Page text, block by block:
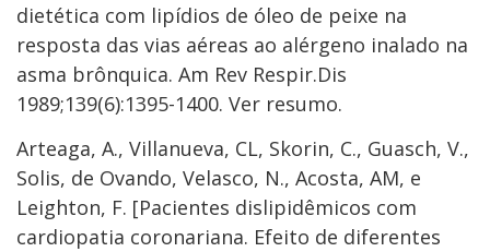
dietética com lipídios de óleo de peixe na
resposta das vias aéreas ao alérgeno inalado na
asma brônquica. Am Rev Respir.Dis
1989;139(6):1395-1400. Ver resumo.
Arteaga, A., Villanueva, CL, Skorin, C., Guasch, V.,
Solis, de Ovando, Velasco, N., Acosta, AM, e
Leighton, F. [Pacientes dislipidêmicos com
cardiopatia coronariana. Efeito de diferentes